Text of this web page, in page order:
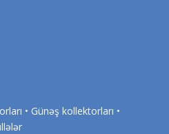
• Günəş kollektorları •